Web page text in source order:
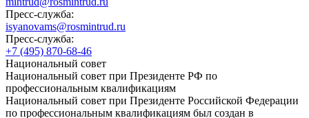
Пресс-служба:
isyanovams@rosmintrud.ru
Пресс-служба:
+7 (495) 870-68-46
Национальный совет
Национальный совет при Президенте РФ по
профессиональным квалификациям
Национальный совет при Президенте Российской Федерации
по профессиональным квалификациям был создан в